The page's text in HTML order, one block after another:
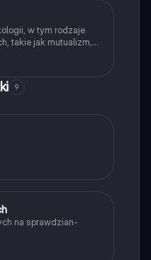
w tym rodzaje
takie jak mutualizm,
ekosystemach
podsumowanie.
9
na sprawdzian-